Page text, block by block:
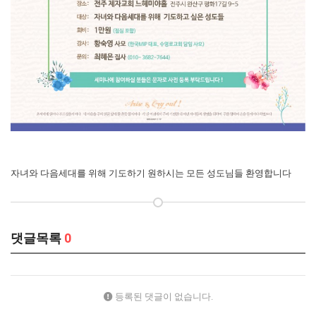
자녀와 다음세대를 위해 기도하기 원하시는 모든 성도님들 환영합니다
댓글목록 0
등록된 댓글이 없습니다.